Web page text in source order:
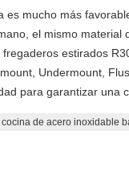
es mucho más
el mismo material
estirados
Undermount,
para garantizar una
cocina de acero inoxidable